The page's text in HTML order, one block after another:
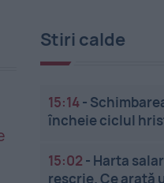
Stiri calde
15:14-
încheie ciclul
15:02 - Harta
rescrie. Ce arată